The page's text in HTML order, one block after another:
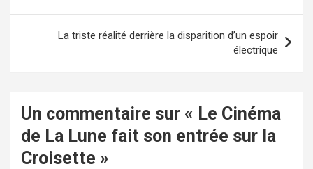
l’article
La triste réalité derrière la disparition d’un espoir
électrique
Un commentaire sur « Le Cinéma
de La Lune fait son entrée sur la
Croisette »